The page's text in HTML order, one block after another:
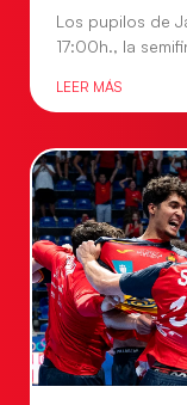
Los pupilos de
17:00h., la
LEER MÁS